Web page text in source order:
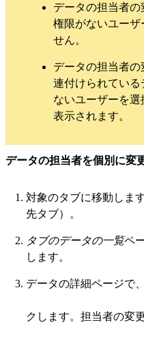
データの担当者
権限がないユーザ
せん。
データの担当者
連付けられてい
ないユーザーを
表示されます。
データの担当者を個別に変
対象のタブに移動しま
先タブ）。
タブのデータの一覧ペ
します。
データの詳細ページで
クします。担当者の変